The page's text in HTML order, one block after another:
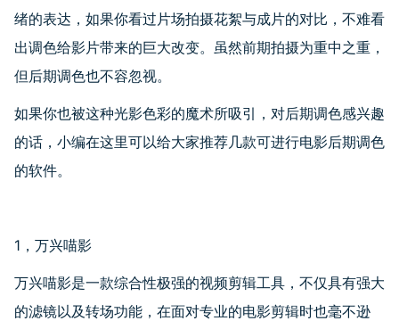
绪的表达，如果你看过片场拍摄花絮与成片的对比，不难看
出调色给影片带来的巨大改变。虽然前期拍摄为重中之重，
但后期调色也不容忽视。
如果你也被这种光影色彩的魔术所吸引，对后期调色感兴趣
的话，小编在这里可以给大家推荐几款可进行电影后期调色
的软件。
1，万兴喵影
万兴喵影是一款综合性极强的视频剪辑工具，不仅具有强大
的滤镜以及转场功能，在面对专业的电影剪辑时也毫不逊